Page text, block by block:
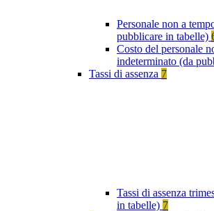
Personale non a
pubblicare in tabelle)
Costo del personale
indeterminato (da
Tassi di assenza 7
Tassi di assenza
in tabelle) 7